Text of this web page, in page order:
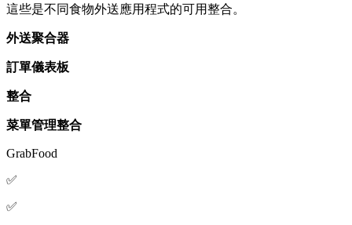
這些是不同食物外送應用程式的可用整合。
外送聚合器
訂單儀表板
整合
菜單管理整合
GrabFood
✅
✅